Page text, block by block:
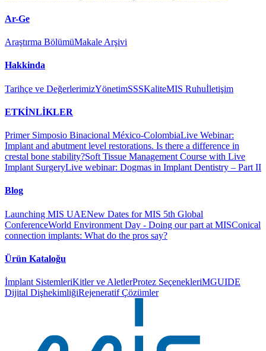
Ar-Ge
Araştırma BölümüMakale Arşivi
Hakkinda
Tarihçe ve DeğerlerimizYönetimSSSKaliteMIS Ruhuİletişim
ETKİNLİKLER
Primer Simposio Binacional México-ColombiaLive Webinar:
Implant and abutment level restorations. Is there a difference in
crestal bone stability?Soft Tissue Management Course with Live
Implant SurgeryLive webinar: Dogmas in Implant Dentistry – Part II
Blog
Launching MIS UAENew Dates for MIS 5th Global
ConferenceWorld Environment Day - Doing our part at MISConical
connection implants: What do the pros say?
Ürün Kataloğu
İmplant SistemleriKitler ve AletlerProtez SeçenekleriMGUIDE
Dijital DişhekimliğiRejeneratif Çözümler